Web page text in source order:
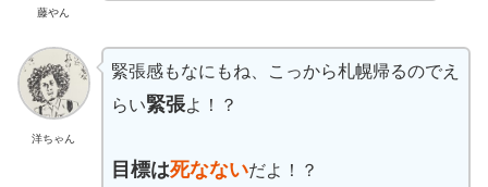
藤やん
洋ちゃん
緊張感もなにもね、こっから札幌帰るのでえ
らい緊張よ！？
目標は死なないだよ！？